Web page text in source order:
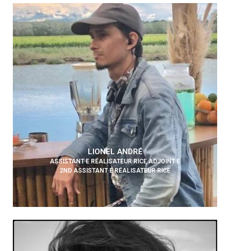
LIONEL ANDRÉ
ASSISTANT·E RÉALISATEUR·RICE ADJOINT·E
2ND ASSISTANT·E RÉALISATEUR·RICE